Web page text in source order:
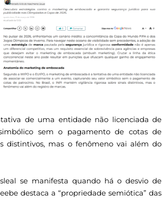
de uma entidade não licenciada de
sem o pagamento de cotas de
distintivos, mas o fenômeno vai além do
se manifesta quando há o desvio de
destaca a “propriedade semiótica” das